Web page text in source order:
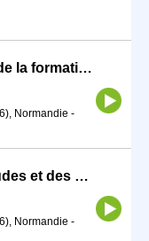
Agent du Bureau des études et de la formation (BEF)
Normandie -
Responsable du Bureau des Etudes et des Formations (BEF)
Normandie -